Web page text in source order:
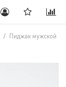
/ Пиджак мужской